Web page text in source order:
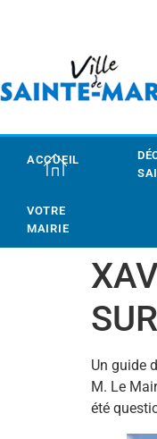
ACCUEIL
VOTRE
MAIRIE
Un guide
M. Le
été